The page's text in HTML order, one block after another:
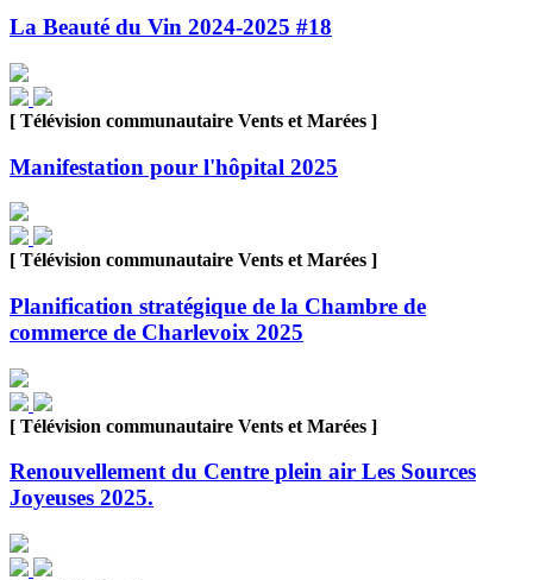
La Beauté du Vin 2024-2025 #18
[ Télévision communautaire Vents et Marées ]
Manifestation pour l'hôpital 2025
[ Télévision communautaire Vents et Marées ]
Planification stratégique de la Chambre de
commerce de Charlevoix 2025
[ Télévision communautaire Vents et Marées ]
Renouvellement du Centre plein air Les Sources
Joyeuses 2025.